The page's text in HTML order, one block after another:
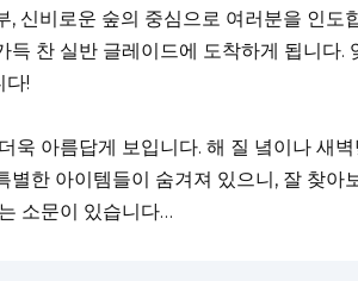
신비로운 숲의 중심으로 여러분을 인도
찬 실반 글레이드에 도착하게 됩니다.
다!
욱 아름답게 보입니다. 해 질 녘이나 새
한 아이템들이 숨겨져 있으니, 잘 찾아
소문이 있습니다…